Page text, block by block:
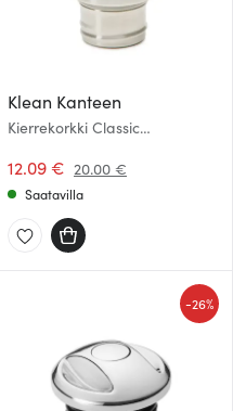
Klean Kanteen
Kierrekorkki Classic
12.09 € 20.00 €
Saatavilla
-26%